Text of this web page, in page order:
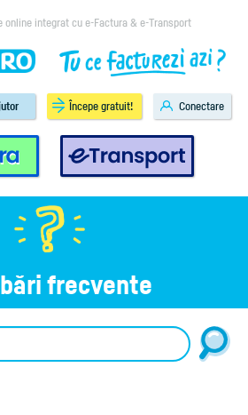
online integrat cu e-Factura & e-Transport
e-Transport
Începe gratuit! Conectare
frecvente